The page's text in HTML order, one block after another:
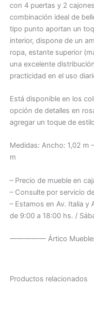
con 4 puertas y 2
combinación ideal de
tipo punto aportan un
interior, dispone de un
ropa, estante superior
una excelente
practicidad en el uso
Está disponible en los
opción de detalles en
agregar un toque de
Medidas: Ancho: 1,02 m
m
– Precio de mueble en
– Consulte por servicio
– Estamos en Av. Italia y
de 9:00 a 18:00 hs. /
————— Ártico
Productos relacionados